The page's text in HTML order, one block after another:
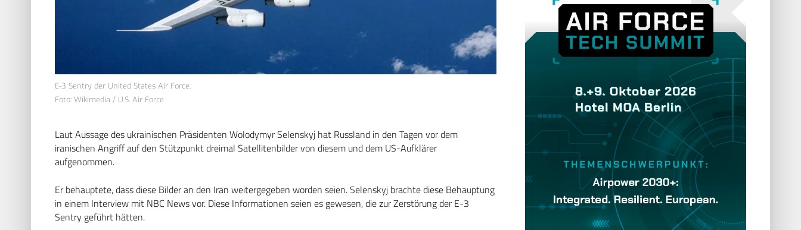
E-3 Sentry der United States Air Force.
Foto: Wikimedia / U.S. Air Force
Laut Aussage des ukrainischen Präsidenten Wolodymyr Selenskyj hat Russland in den Tagen vor dem
iranischen Angriff auf den Stützpunkt dreimal Satellitenbilder von diesem und dem US-Aufklärer
aufgenommen.
Er behauptete, dass diese Bilder an den Iran weitergegeben worden seien. Selenskyj brachte diese Behauptung
in einem Interview mit NBC News vor. Diese Informationen seien es gewesen, die zur Zerstörung der E-3
Sentry geführt hätten.